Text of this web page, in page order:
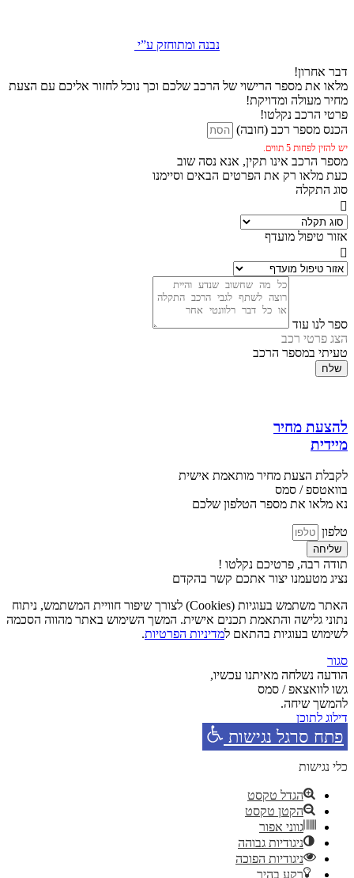
נבנה ומתוחזק ע”י
דבר אחרון!
מלאו את מספר הרישוי של הרכב שלכם וכך נוכל לחזור אליכם עם הצעת
מחיר מעולה ומדויקת!
פרטי הרכב נקלטו!
הכנס מספר רכב (חובה)
יש להזין לפחות 5 תווים.
מספר הרכב אינו תקין, אנא נסה שוב
כעת מלאו רק את הפרטים הבאים וסיימנו
סוג התקלה
אזור טיפול מועדף
ספר לנו עוד
הצג פרטי רכב
טעיתי במספר הרכב
שלח
להצעת מחיר
מיידית
לקבלת הצעת מחיר מותאמת אישית
בוואטספ / סמס
נא מלאו את מספר הטלפון שלכם
טלפון
שליחה
תודה רבה, פרטיכם נקלטו !
נציג מטעמנו יצור אתכם קשר בהקדם
האתר משתמש בעוגיות (Cookies) לצורך שיפור חוויית המשתמש, ניתוח
נתוני גלישה והתאמת תכנים אישית. המשך השימוש באתר מהווה הסכמה
לשימוש בעוגיות בהתאם למדיניות הפרטיות.
סגור
הודעה נשלחה מאיתנו עכשיו,
גשו לוואצאפ / סמס
להמשך שיחה.
דילוג לתוכן
פתח סרגל נגישות
כלי נגישות
הגדל טקסט
הקטן טקסט
גווני אפור
ניגודיות גבוהה
ניגודיות הפוכה
רקע בהיר